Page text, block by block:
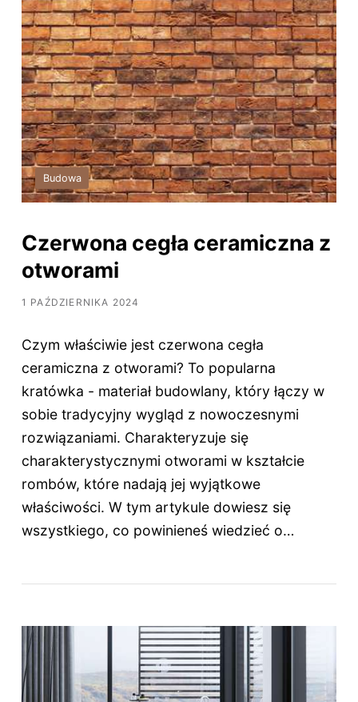
Budowa
Czerwona cegła ceramiczna z
otworami
1 PAŹDZIERNIKA 2024
Czym właściwie jest czerwona cegła
ceramiczna z otworami? To popularna
kratówka - materiał budowlany, który łączy w
sobie tradycyjny wygląd z nowoczesnymi
rozwiązaniami. Charakteryzuje się
charakterystycznymi otworami w kształcie
rombów, które nadają jej wyjątkowe
właściwości. W tym artykule dowiesz się
wszystkiego, co powinieneś wiedzieć o…